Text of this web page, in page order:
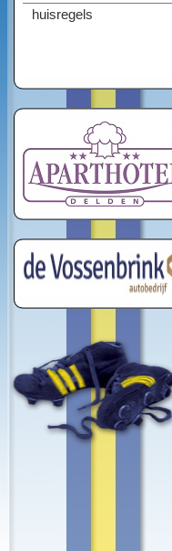
huisregels